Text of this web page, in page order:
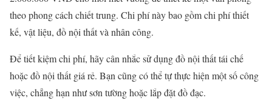
theo phong cách chiết trung. Chi phí này bao gồm chi phí thiết
kế, vật liệu, đồ nội thất và nhân công.
Để tiết kiệm chi phí, hãy cân nhắc sử dụng đồ nội thất tái chế
hoặc đồ nội thất giá rẻ. Bạn cũng có thể tự thực hiện một số công
việc, chẳng hạn như sơn tường hoặc lắp đặt đồ đạc.